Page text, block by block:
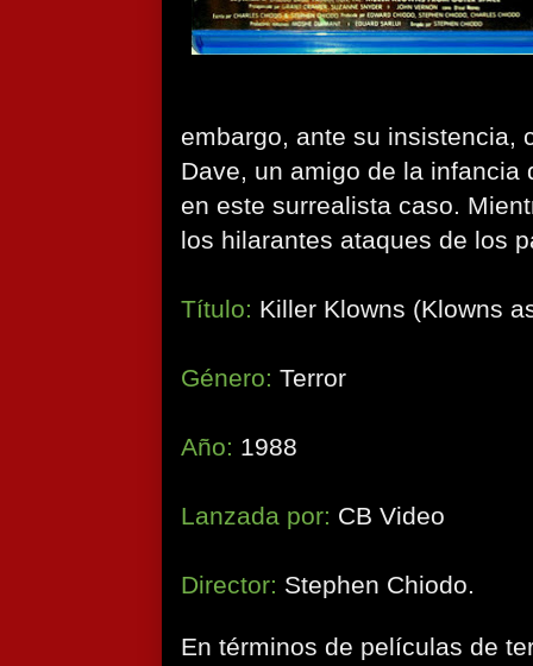
embargo, ante su insistencia,
Dave, un amigo de la infancia
en este surrealista caso.
los hilarantes ataques de los
Título: Killer Klowns (Klowns
Género: Terror
Año: 1988
Lanzada por: CB Video
Director: Stephen Chiodo.
En términos de películas de